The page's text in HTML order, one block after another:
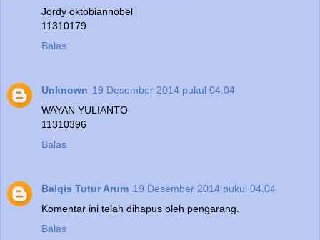
Jordy oktobiannobel
11310179
Balas
Unknown 19 Desember 2014 pukul 04.04
WAYAN YULIANTO
11310396
Balas
Balqis Tutur Arum 19 Desember 2014 pukul 04.04
Komentar ini telah dihapus oleh pengarang.
Balas